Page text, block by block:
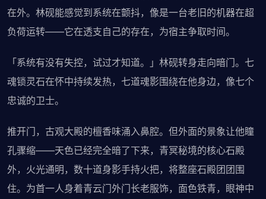
在外。林砚能感觉到系统在颤抖，像是一台老旧的机器在超
负荷运转——它在透支自己的存在，为宿主争取时间。
「系统有没有失控，试过才知道。」林砚转身走向暗门。七
魂锁灵石在怀中持续发热，七道魂影围绕在他身边，像七个
忠诚的卫士。
推开门，古观大殿的檀香味涌入鼻腔。但外面的景象让他瞳
孔骤缩——天色已经完全暗了下来，青冥秘境的核心石殿
外，火光通明，数十道身影手持火把，将整座石殿团团围
住。为首一人身着青云门外门长老服饰，面色铁青，眼神中